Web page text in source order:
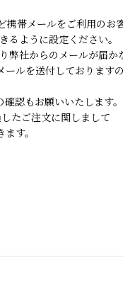
帯メールをご利用のお
るように設定ください。
社からのメールが届か
ルを送付しておりますの
認もお願いいたします。
たご注文に関しまして
す。